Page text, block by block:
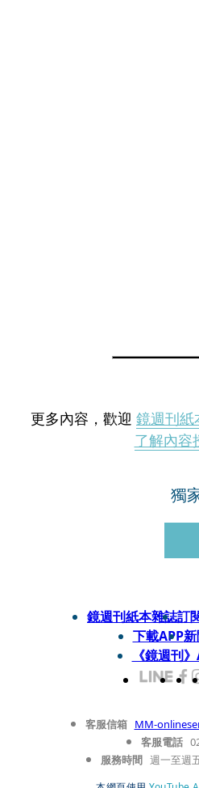
更多內容，歡迎 鏡週刊紙
了解內容
獨
鏡週刊紙本雜誌訂
下載APP
《鏡週刊
客服信箱 MM-
客服電話
服務時間 週一至週